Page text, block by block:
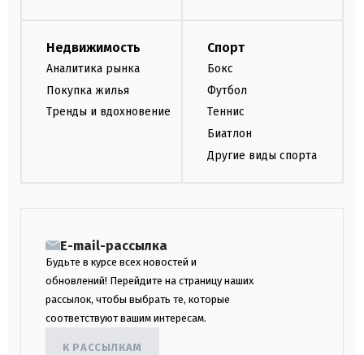
Недвижимость
Аналитика рынка
Покупка жилья
Тренды и вдохновение
Спорт
Бокс
Футбол
Теннис
Биатлон
Другие виды спорта
E-mail-рассылка
Будьте в курсе всех новостей и
обновлений! Перейдите на страницу наших
рассылок, чтобы выбрать те, которые
соответствуют вашим интересам.
К РАССЫЛКАМ